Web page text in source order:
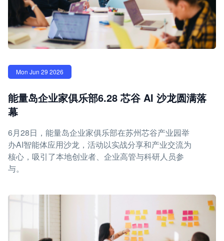
Mon Jun 29 2026
能量岛企业家俱乐部6.28 芯谷 AI 沙龙圆满落
幕
6月28日，能量岛企业家俱乐部在苏州芯谷产业园举
办AI智能体应用沙龙，活动以实战分享和产业交流为
核心，吸引了本地创业者、企业高管与科研人员参
与。